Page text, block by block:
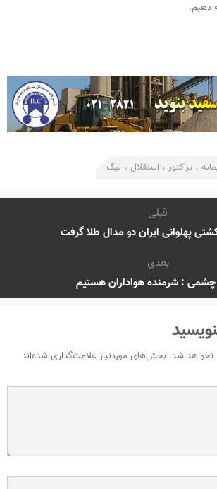
دهیم.
، تراکتور ، استقلال ، لیگ
قبلی
پهلوانی ایران دو مدال طلا گرفت
بعدی
چشمی : شرمنده هواداران هستیم
نخواهد شد. بخش‌های موردنیاز علامت‌گذاری شده‌اند